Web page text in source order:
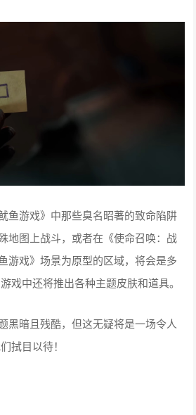
鱼游戏》中那些臭名昭著的致命陷阱
地图上战斗，或者在《使命召唤：战
游戏》场景为原型的区域，将会是多
戏中还将推出各种主题皮肤和道具。
黑暗且残酷，但这无疑将是一场令人
拭目以待！